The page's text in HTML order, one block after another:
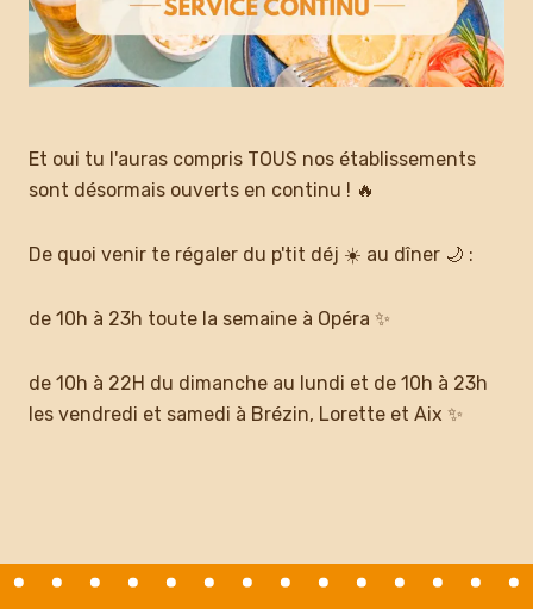
Et oui tu l'auras compris TOUS nos établissements
sont désormais ouverts en continu ! 🔥
De quoi venir te régaler du p'tit déj ☀️ au dîner 🌙 :
de 10h à 23h toute la semaine à Opéra ✨
de 10h à 22H du dimanche au lundi et de 10h à 23h
les vendredi et samedi à Brézin, Lorette et Aix ✨